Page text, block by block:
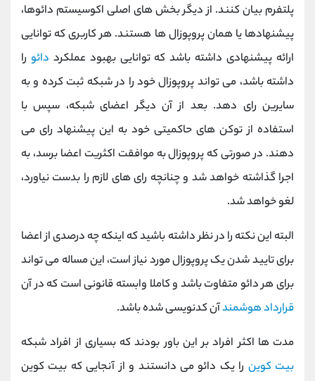
پلتفرم بیان کنند. از دیگر بخش های اصلی اکوسیستم دائوها،
پیشنهادها یا همان پروپوزال ها هستند. هر کاربری که توانایی
ارائه پیشنهادی داشته باشد که توانایی بهبود عملکرد دائو را
داشته باشد، می تواند پروپوزال خود را در شبکه ثبت کرده و به
سایرین رای دهد. بعد از آن دیگر اعضای شبکه، سپس با
استفاده از توکن های حاکمیتی خود به این پیشنهاد رای می
دهند. در صورتی که پروپوزال به موافقت اکثریت اعضا برسد، به
اجرا گذاشته خواهد شد و چنانچه رای های لازم را بدست نیاورد،
لغو خواهد شد.
البته این نکته را در نظر داشته باشید که اینکه چه درصدی از اعضا
برای تایید شدن یک پروپوزال مورد نیاز است، این مساله می تواند
برای هر دائو متفاوت باشد و کاملا وابسته قانونی است که در آن
قرارداد هوشمندآن کدنویسی شده باشد.
مدت ها اکثر افراد بر این باور بودند که بسیاری از افراد شبکه
بیت کوین را یک دائو می دانستند و از آنجایی که بیت کوین